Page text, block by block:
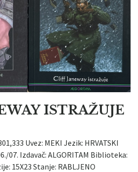
ISTRAŽUJE
Uvez: MEKI Jezik: HRVATSKI
07. Izdavač: ALGORITAM Biblioteka:
15X23 Stanje: RABLJENO